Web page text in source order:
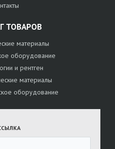
ТОВАРОВ
материалы
оборудование
и рентген
материалы
оборудование